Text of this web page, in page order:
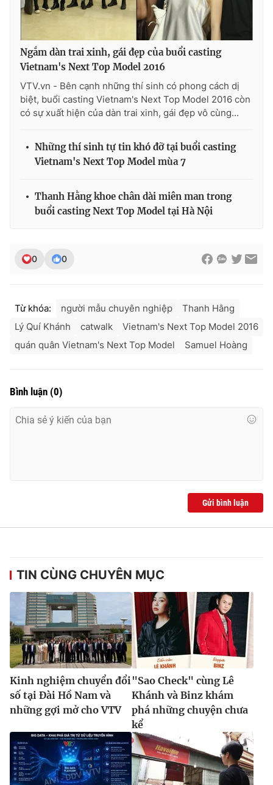
Ðiện thoại Thời báo VTV:024.66 897 897
Liên hệ quảng cáo:024-7300.7108
® Cấm sao chép dưới mọi hình thức nếu không có sự chấp
Ngắm dàn trai xinh, gái đẹp của buổi casting
Vietnam's Next Top Model 2016
VTV.vn - Bên cạnh những thí sinh có phong cách dị
biệt, buổi casting Vietnam's Next Top Model 2016 còn
có sự xuất hiện của dàn trai xinh, gái đẹp vô cùng...
Những thí sinh tự tin khó đỡ tại buổi casting
Vietnam's Next Top Model mùa 7
Thanh Hằng khoe chân dài miên man trong
buổi casting Next Top Model tại Hà Nội
0 0
Từ khóa: người mẫu chuyên nghiệp
Thanh Hằng
Lý Quí Khánh
catwalk
Vietnam's Next Top Model 2016
quán quân Vietnam's Next Top Model
Samuel Hoàng
Bình luận (0)
Gửi bình luận
TIN CÙNG CHUYÊN MỤC
Kinh nghiệm chuyển đổi
số tại Đài Hồ Nam và
những gợi mở cho VTV
"Sao Check" cùng Lê
Khánh và Binz khám
phá những chuyện chưa
kể